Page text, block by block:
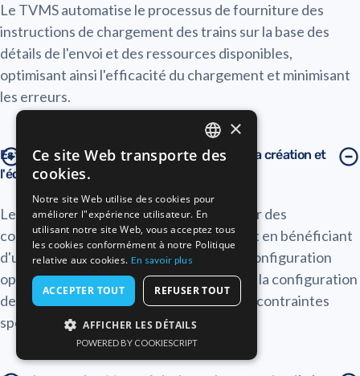
Le TVMS automatise le processus de fourniture des
instructions de chargement des trains sur la base des
détails de l'envoi et des ressources disponibles,
optimisant ainsi l'efficacité du chargement et minimisant
les erreurs.
Est-il possible d'automatiser complètement la création et
l'édition des compositions de train ?
Les utilisateurs peuvent modifier ou créer des
compositions de train manuellement, tout en bénéficiant
d'une assistance automatisée pour une configuration
optimale. Cela permet une flexibilité dans la configuration
des trains adaptée à des besoins ou à des contraintes
spécifiques.
ENGLISH
×
Ce site Web transporte des
cookies.
Notre site Web utilise des cookies pour
améliorer l"expérience utilisateur. En
utilisant notre site Web, vous acceptez tous
les cookies conformément à notre Politique
relative aux cookies. En savoir plus
ACCEPTER TOUT REFUSER TOUT
AFFICHER LES DÉTAILS
POWERED BY COOKIESCRIPT